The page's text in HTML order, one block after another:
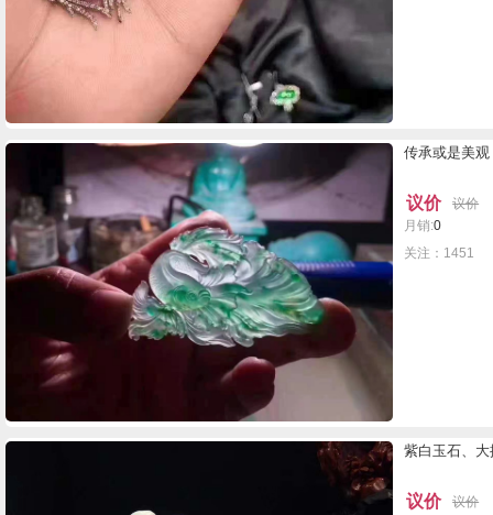
传承或是美
议价
议价
月销:0
关注：1451
紫白玉石、
议价
议价